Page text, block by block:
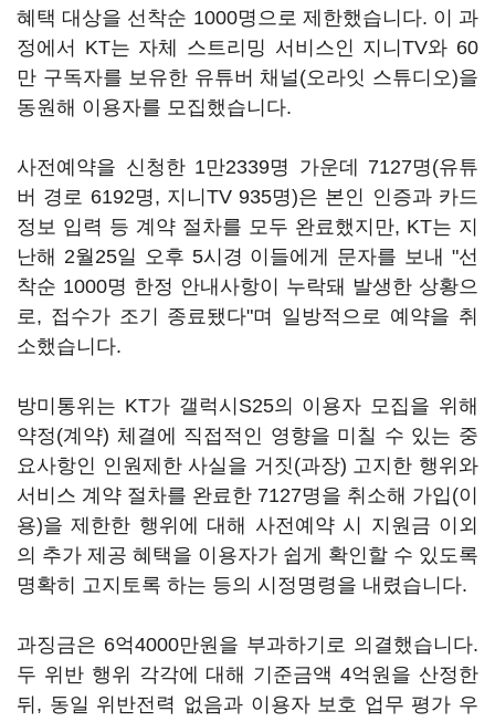
혜택 대상을 선착순 1000명으로 제한했습니다. 이 과
정에서 KT는 자체 스트리밍 서비스인 지니TV와 60
만 구독자를 보유한 유튜버 채널(오라잇 스튜디오)을
동원해 이용자를 모집했습니다.
사전예약을 신청한 1만2339명 가운데 7127명(유튜
버 경로 6192명, 지니TV 935명)은 본인 인증과 카드
정보 입력 등 계약 절차를 모두 완료했지만, KT는 지
난해 2월25일 오후 5시경 이들에게 문자를 보내 "선
착순 1000명 한정 안내사항이 누락돼 발생한 상황으
로, 접수가 조기 종료됐다"며 일방적으로 예약을 취
소했습니다.
방미통위는 KT가 갤럭시S25의 이용자 모집을 위해
약정(계약) 체결에 직접적인 영향을 미칠 수 있는 중
요사항인 인원제한 사실을 거짓(과장) 고지한 행위와
서비스 계약 절차를 완료한 7127명을 취소해 가입(이
용)을 제한한 행위에 대해 사전예약 시 지원금 이외
의 추가 제공 혜택을 이용자가 쉽게 확인할 수 있도록
명확히 고지토록 하는 등의 시정명령을 내렸습니다.
과징금은 6억4000만원을 부과하기로 의결했습니다.
두 위반 행위 각각에 대해 기준금액 4억원을 산정한
뒤, 동일 위반전력 없음과 이용자 보호 업무 평가 우